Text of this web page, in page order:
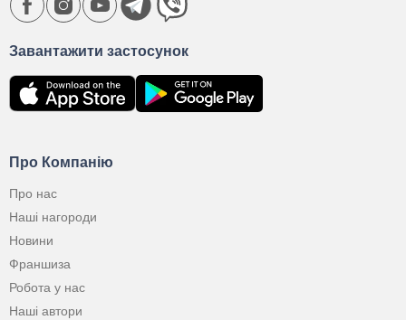
Про Компанію
Про нас
Наші нагороди
Новини
Франшиза
Робота у нас
Наші автори
Завантажити застосунок